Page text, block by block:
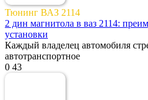
Тюнинг ВАЗ 2114
2 дин магнитола в ваз 2114:
установки
Каждый владелец автомобиля
автотранспортное
0 43